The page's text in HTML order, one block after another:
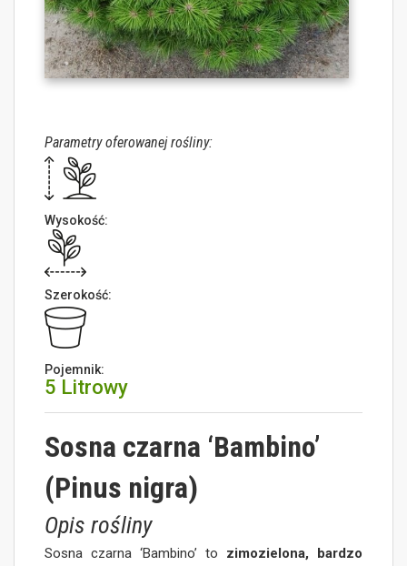
Parametry oferowanej rośliny:
Wysokość:
Szerokość:
Pojemnik:
5 Litrowy
Sosna czarna ‘Bambino’
(Pinus nigra)
Opis rośliny
Sosna czarna ‘Bambino’ to zimozielona, bardzo